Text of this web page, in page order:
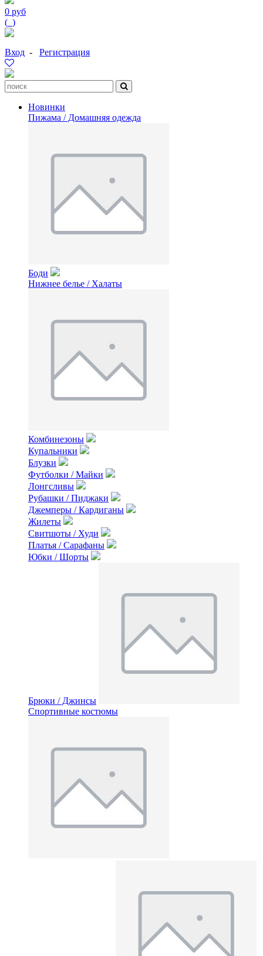
0 руб
( )
Вход - Регистрация
Новинки
Пижама / Домашняя одежда
Боди
Нижнее белье / Халаты
Комбинезоны
Купальники
Блузки
Футболки / Майки
Лонгсливы
Рубашки / Пиджаки
Джемперы / Кардиганы
Жилеты
Свитшоты / Худи
Платья / Сарафаны
Юбки / Шорты
Брюки / Джинсы
Спортивные костюмы